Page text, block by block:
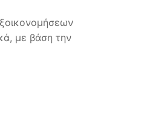
με βάση την